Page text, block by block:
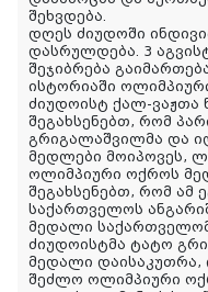
შეხვდება.
დღეს ძიუდოში
დასრულდება. 3
შეჯიბრება
ისტორიაში
ძიუდოისტ ქალ-ვაჟთა
შეგახსენებთ, რომ
გრიგალაშვილმა და
მედლები მოიპოვეს,
ოლიმპიური ოქროს
შეგახსენებთ, რომ ამ
საქართველოს
მედალი
ძიუდოისტმა ტატო
მედალი დაისაკუთრა,
შეძლო ოლიმპიური